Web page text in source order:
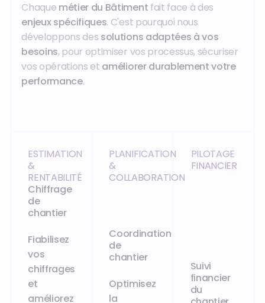
Chaque métier du Bâtiment fait face à des
enjeux spécifiques. C'est pourquoi nous
développons des solutions adaptées à vos
besoins, pour optimiser vos processus, sécuriser
vos opérations et améliorer durablement votre
performance.
ESTIMATION
&
RENTABILITÉ
Chiffrage
de
chantier
Fiabilisez
vos
chiffrages
et
améliorez
PLANIFICATION
&
COLLABORATION
Coordination
de
chantier
Optimisez
la
PILOTAGE
FINANCIER
Suivi
financier
du